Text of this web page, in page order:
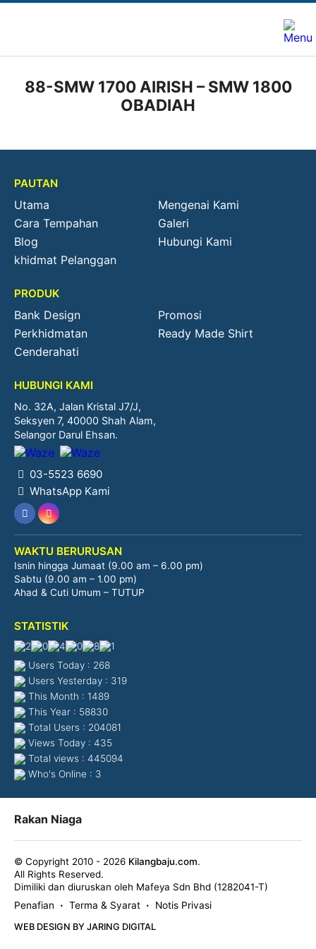
88-SMW 1700 AIRISH – SMW 1800
OBADIAH
PAUTAN
Utama
Mengenai Kami
Cara Tempahan
Galeri
Blog
Hubungi Kami
khidmat Pelanggan
PRODUK
Bank Design
Promosi
Perkhidmatan
Ready Made Shirt
Cenderahati
HUBUNGI KAMI
No. 32A, Jalan Kristal J7/J,
Seksyen 7, 40000 Shah Alam,
Selangor Darul Ehsan.
03-5523 6690
WhatsApp Kami
WAKTU BERURUSAN
Isnin hingga Jumaat (9.00 am – 6.00 pm)
Sabtu (9.00 am – 1.00 pm)
Ahad & Cuti Umum – TUTUP
STATISTIK
Users Today : 268
Users Yesterday : 319
This Month : 1489
This Year : 58830
Total Users : 204081
Views Today : 435
Total views : 445094
Who's Online : 3
Rakan Niaga
© Copyright 2010 - 2026 Kilangbaju.com.
All Rights Reserved.
Dimiliki dan diuruskan oleh Mafeya Sdn Bhd (1282041-T)
Penafian
• Terma & Syarat • Notis Privasi
WEB DESIGN BY JARING DIGITAL